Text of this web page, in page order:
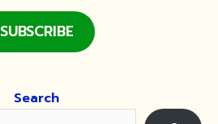
SUBSCRIBE
Search